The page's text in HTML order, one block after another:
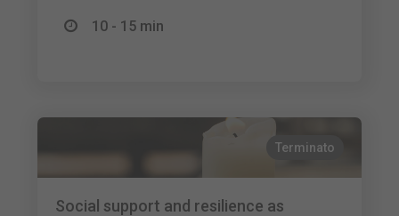
10 - 15 min
Terminato
Social support and resilience as